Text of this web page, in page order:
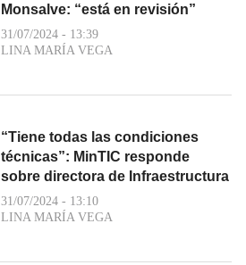
Monsalve: “está en revisión”
31/07/2024 - 13:39
LINA MARÍA VEGA
“Tiene todas las condiciones
técnicas”: MinTIC responde
sobre directora de Infraestructura
31/07/2024 - 13:10
LINA MARÍA VEGA